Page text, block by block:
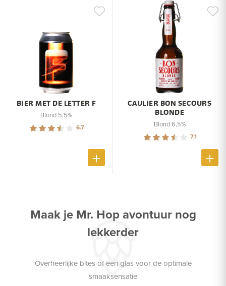
BIER MET DE LETTER F
Blond 5,5%
6.7
CAULIER BON SECOURS
BLONDE
Blond 6,5%
7.1
Maak je Mr. Hop avontuur nog
lekkerder
Overheerlijke bites of een glas voor de optimale
smaaksensatie